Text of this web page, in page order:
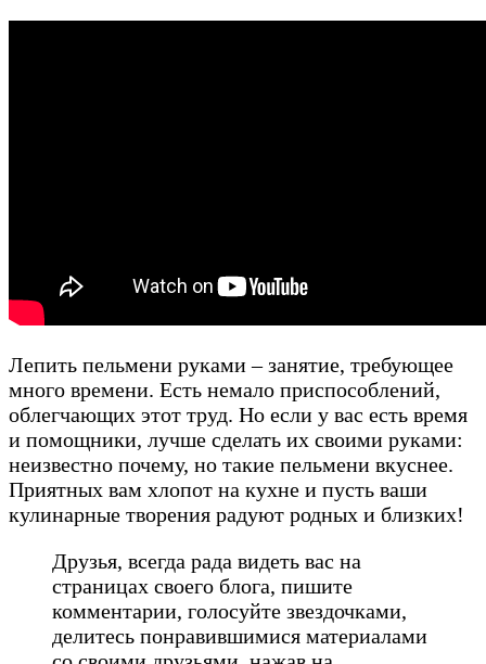
Лепить пельмени руками – занятие, требующее
много времени. Есть немало приспособлений,
облегчающих этот труд. Но если у вас есть время
и помощники, лучше сделать их своими руками:
неизвестно почему, но такие пельмени вкуснее.
Приятных вам хлопот на кухне и пусть ваши
кулинарные творения радуют родных и близких!
Друзья, всегда рада видеть вас на
страницах своего блога, пишите
комментарии, голосуйте звездочками,
делитесь понравившимися материалами